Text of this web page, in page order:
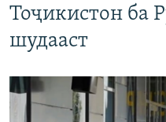
Тоҷикистон ба
шудааст